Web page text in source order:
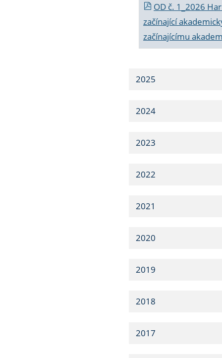
OD č. 1_2026
začínající
začínajícímu
2025
2024
2023
2022
2021
2020
2019
2018
2017